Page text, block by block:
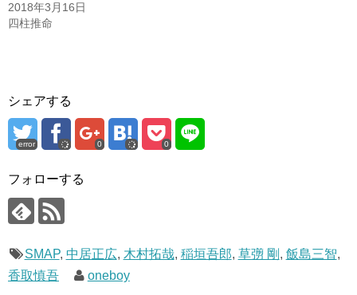
2018年3月16日
四柱推命
シェアする
error 0 0
フォローする
SMAP, 中居正広, 木村拓哉, 稲垣吾郎, 草彅 剛 , 飯島三智,
香取慎吾
oneboy